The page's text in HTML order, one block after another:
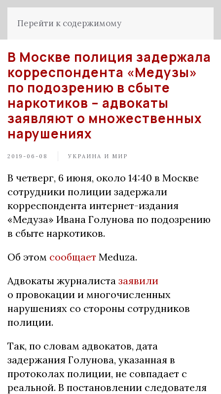
Перейти к содержимому
В Москве полиция задержала
корреспондента «Медузы»
по подозрению в сбыте
наркотиков – адвокаты
заявляют о множественных
нарушениях
2019-06-08 УКРАИНА И МИР
В четверг, 6 июня, около 14:40 в Москве
сотрудники полиции задержали
корреспондента интернет-издания
«Медуза» Ивана Голунова по подозрению
в сбыте наркотиков.
Об этом сообщает Meduza.
Адвокаты журналиста заявили
о провокации и многочисленных
нарушениях со стороны сотрудников
полиции.
Так, по словам адвокатов, дата
задержания Голунова, указанная в
протоколах полиции, не совпадает с
реальной. В постановлении следователя